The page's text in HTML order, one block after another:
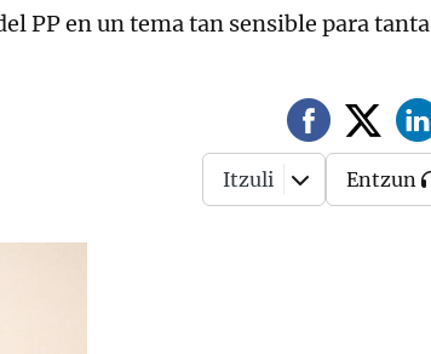
PP en un tema tan sensible para tanta
Itzuli Entzun